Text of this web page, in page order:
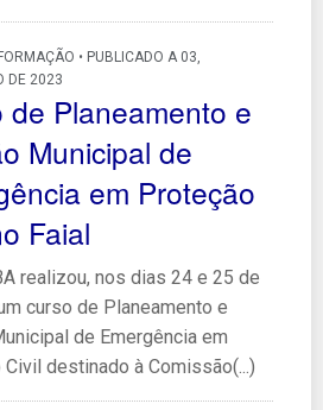
• PUBLICADO A 03,
DE 2023
de Planeamento e
Municipal de
em Proteção
Faial
realizou, nos dias 24 e 25 de
curso de Planeamento e
de Emergência em
destinado à Comissão(...)